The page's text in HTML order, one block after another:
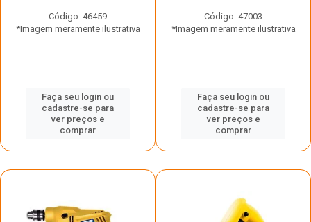
Código: 46459
*Imagem meramente ilustrativa
Faça seu login ou
cadastre-se para
ver preços e
comprar
Código: 47003
*Imagem meramente ilustrativa
Faça seu login ou
cadastre-se para
ver preços e
comprar